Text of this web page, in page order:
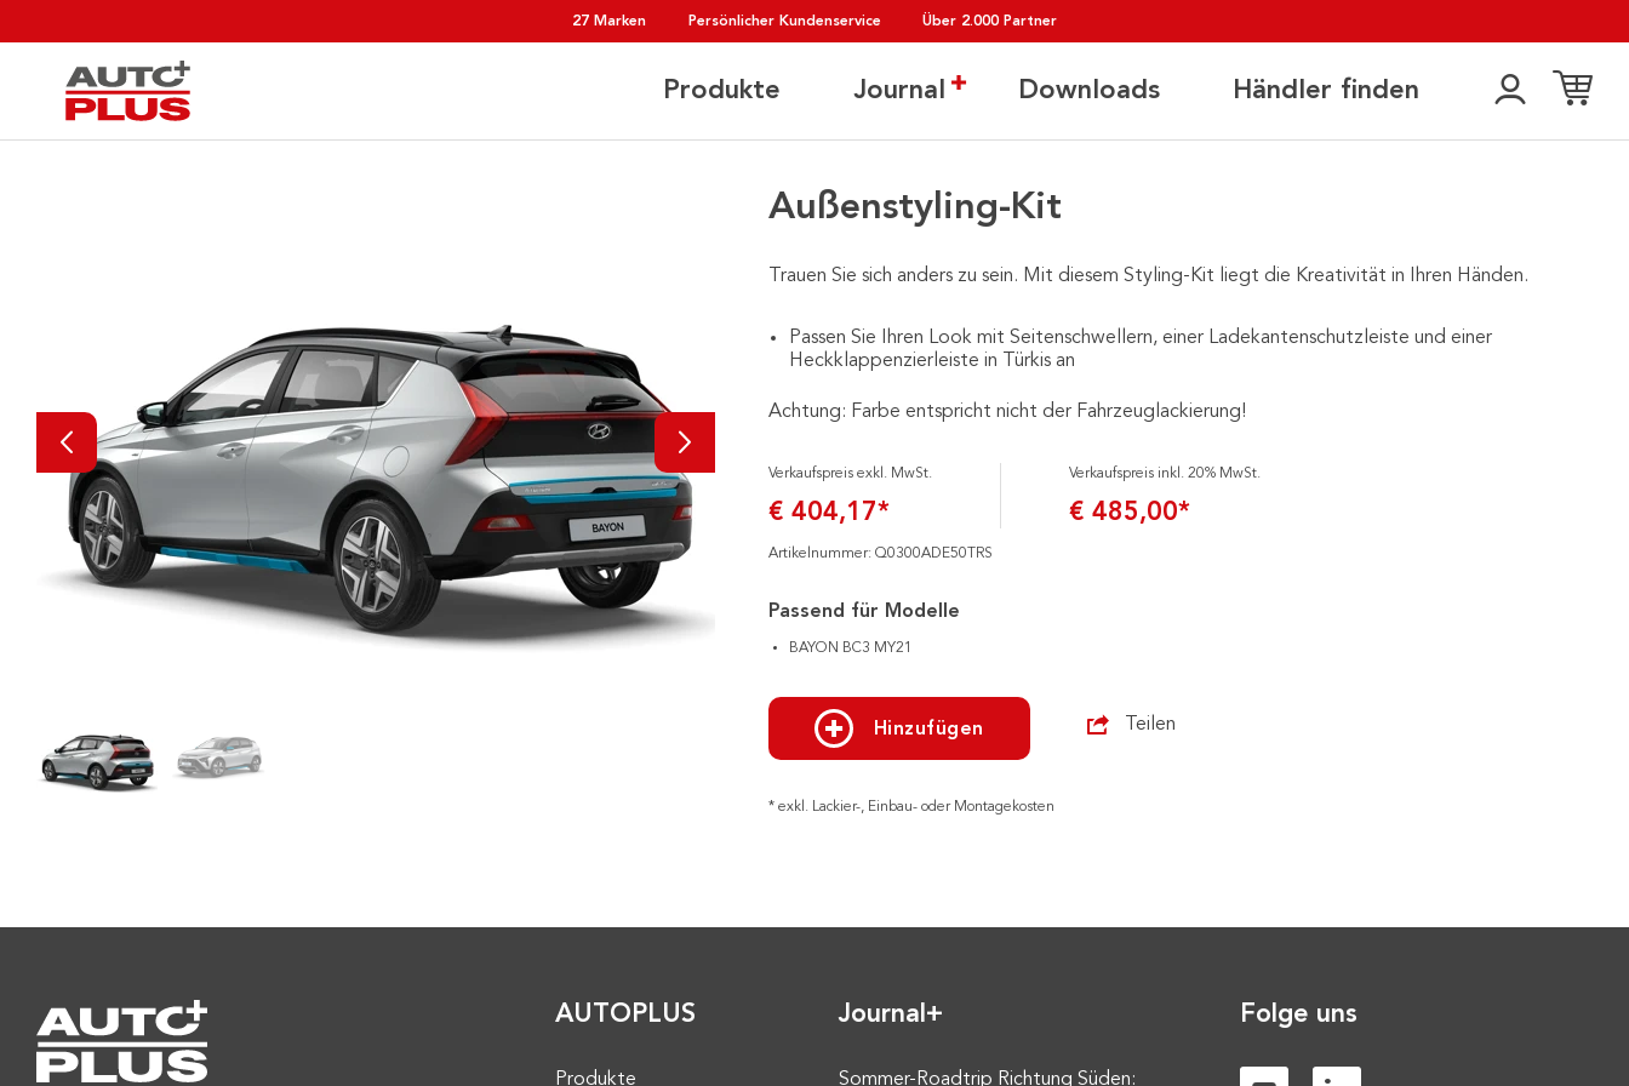
27 Marken Persönlicher Kundenservice Über 2.000 Partner
Produkte Journal Downloads Händler finden
Außenstyling-Kit
Trauen Sie sich anders zu sein. Mit diesem Styling-Kit liegt die Kreativität in Ihren Händen.
Passen Sie Ihren Look mit Seitenschwellern, einer Ladekantenschutzleiste und einer
Heckklappenzierleiste in Türkis an
Achtung: Farbe entspricht nicht der Fahrzeuglackierung!
Verkaufspreis exkl. MwSt.
€ 404,17*
Verkaufspreis inkl. 20% MwSt.
€ 485,00*
Artikelnummer: Q0300ADE50TRS
Passend für Modelle
BAYON BC3 MY21
Hinzufügen Teilen
* exkl. Lackier-, Einbau- oder Montagekosten
AUTOPLUS
Produkte
Journal+
Sommer-Roadtrip Richtung Süden:
Folge uns